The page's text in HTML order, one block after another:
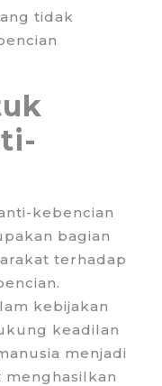
tidak
kebencian
bagian
terhadap
kebijakan
keadilan
menjadi
menghasilkan